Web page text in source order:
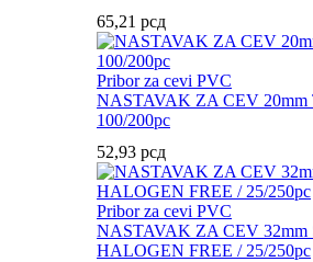
65,21 рсд
Pribor za cevi PVC
NASTAVAK ZA CEV 20mm
100/200pc
52,93 рсд
Pribor za cevi PVC
NASTAVAK ZA CEV 32mm
HALOGEN FREE / 25/250pc